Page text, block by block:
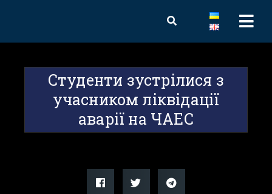
Студенти зустрілися з
учасником ліквідації
аварії на ЧАЕС